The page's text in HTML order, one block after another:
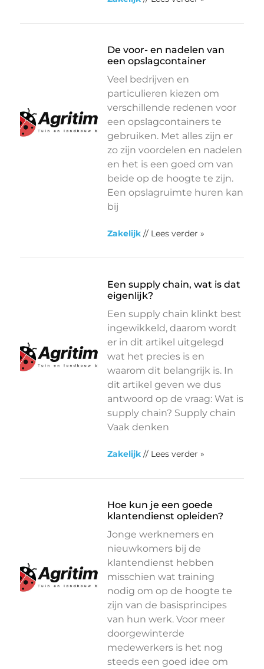
De voor- en nadelen van
een opslagcontainer
Veel bedrijven en
particulieren kiezen om
verschillende redenen voor
een opslagcontainers te
gebruiken. Met alles zijn er
zo zijn voordelen en nadelen
en het is een goed om van
beide op de hoogte te zijn.
Een opslagruimte huren kan
bij
Zakelijk // Lees verder »
Een supply chain, wat is dat
eigenlijk?
Een supply chain klinkt best
ingewikkeld, daarom wordt
er in dit artikel uitgelegd
wat het precies is en
waarom dit belangrijk is. In
dit artikel geven we dus
antwoord op de vraag: Wat is
supply chain? Supply chain
Vaak denken
Zakelijk // Lees verder »
Hoe kun je een goede
klantendienst opleiden?
Jonge werknemers en
nieuwkomers bij de
klantendienst hebben
misschien wat training
nodig om op de hoogte te
zijn van de basisprincipes
van hun werk. Voor meer
doorgewinterde
medewerkers is het nog
steeds een goed idee om